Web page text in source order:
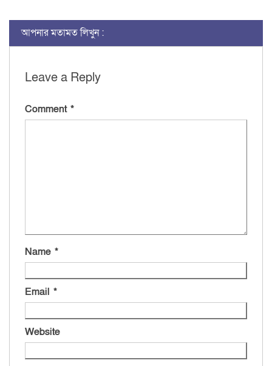
আপনার মতামত লিখুন :
Leave a Reply
Comment *
Name *
Email *
Website